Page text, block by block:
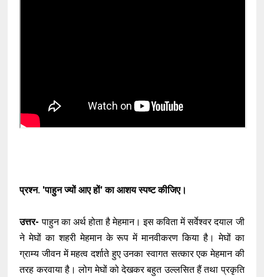
प्रश्न. 'पाहुन ज्यों आए हों' का आशय स्पष्ट कीजिए।
उत्तर- पाहुन का अर्थ होता है मेहमान। इस कविता में सर्वेश्वर दयाल जी
ने मेघों का शहरी मेहमान के रूप में मानवीकरण किया है। मेघों का
ग्राम्य जीवन में महत्व दर्शाते हुए उनका स्वागत सत्कार एक मेहमान की
तरह करवाया है। लोग मेघों को देखकर बहुत उल्लसित हैं तथा प्रकृति